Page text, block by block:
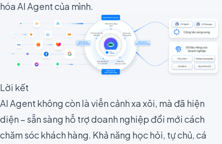
hóa AI Agent của mình.
Lời kết
AI Agent không còn là viễn cảnh xa xôi, mà đã hiện
diện – sẵn sàng hỗ trợ doanh nghiệp đổi mới cách
chăm sóc khách hàng. Khả năng học hỏi, tự chủ, cá